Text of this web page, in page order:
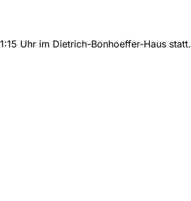
Uhr im Dietrich-Bonhoeffer-Haus statt.